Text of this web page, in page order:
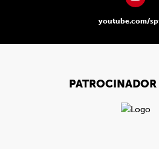
youtube.com/
PATROCINADOR